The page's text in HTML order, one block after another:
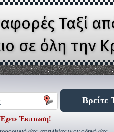
Ταξί
σε όλη την
Βρείτε
Έχετε Έκπτωση!